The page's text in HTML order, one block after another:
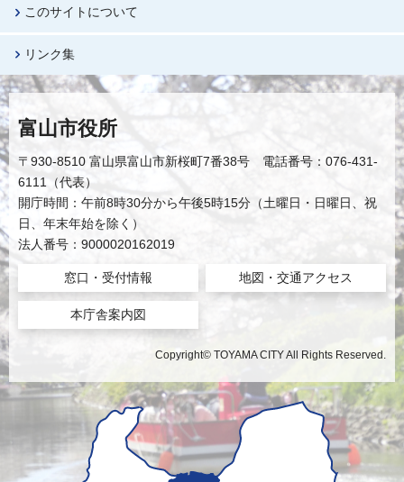
このサイトについて
リンク集
富山市役所
〒930-8510 富山県富山市新桜町7番38号 電話番号：076-431-
6111（代表）
開庁時間：午前8時30分から午後5時15分（土曜日・日曜日、祝
日、年末年始を除く）
法人番号：9000020162019
窓口・受付情報 地図・交通アクセス
本庁舎案内図
Copyright© TOYAMA CITY All Rights Reserved.